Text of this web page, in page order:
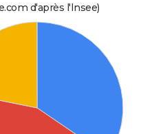
d'après l'Insee)